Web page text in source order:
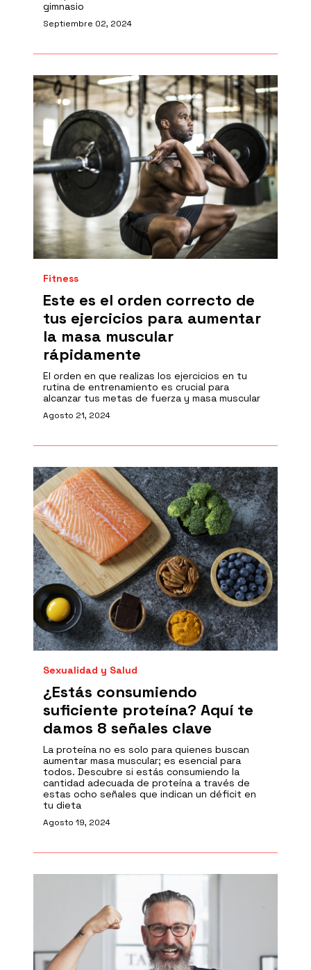
gimnasio
Septiembre 02, 2024
Fitness
Este es el orden correcto de
tus ejercicios para aumentar
la masa muscular
rápidamente
El orden en que realizas los ejercicios en tu
rutina de entrenamiento es crucial para
alcanzar tus metas de fuerza y masa muscular
Agosto 21, 2024
Sexualidad y Salud
¿Estás consumiendo
suficiente proteína? Aquí te
damos 8 señales clave
La proteína no es solo para quienes buscan
aumentar masa muscular; es esencial para
todos. Descubre si estás consumiendo la
cantidad adecuada de proteína a través de
estas ocho señales que indican un déficit en
tu dieta
Agosto 19, 2024